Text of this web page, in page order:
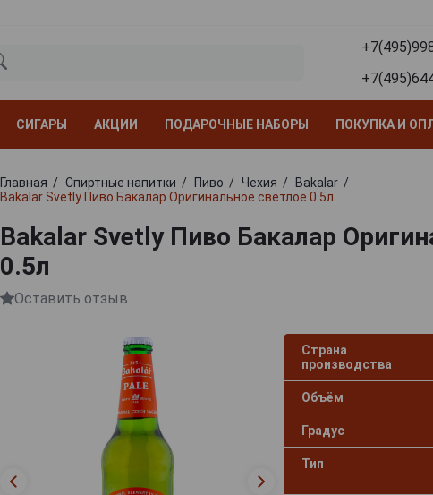
СИГАРЫ АКЦИИ ПОДАРОЧНЫЕ НАБОРЫ ПОКУПКА И
Главная Спиртные напитки Пиво Чехия
Bakalar
Bakalar Svetly Пиво Бакалар Оригинальное светлое 0.5л
Bakalar Svetly Пиво Бакалар
0.5л
Оставить отзыв
Страна
производства
Объём
Градус
Тип